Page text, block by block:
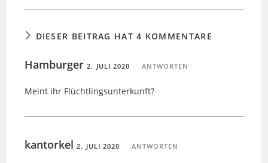
DIESER BEITRAG HAT 4 KOMMENTARE
Hamburger2. JULI 2020 ANTWORTEN
Meint ihr Flüchtlingsunterkunft?
kantorkel2. JULI 2020 ANTWORTEN